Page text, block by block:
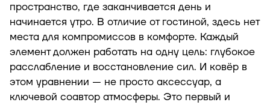
пространство, где заканчивается день и
начинается утро. В отличие от гостиной, здесь нет
места для компромиссов в комфорте. Каждый
элемент должен работать на одну цель: глубокое
расслабление и восстановление сил. И ковёр в
этом уравнении — не просто аксессуар, а
ключевой соавтор атмосферы. Это первый и